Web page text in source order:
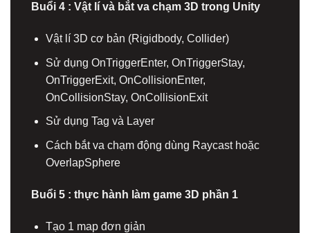
Buổi 4 : Vật lí và bắt va chạm 3D trong Unity
Vật lí 3D cơ bản (Rigidbody, Collider)
Sử dụng OnTriggerEnter, OnTriggerStay,
OnTriggerExit, OnCollisionEnter,
OnCollisionStay, OnCollisionExit
Sử dụng Tag và Layer
Cách bắt va chạm động dùng Raycast hoặc
OverlapSphere
Buổi 5 : thực hành làm game 3D phần 1
Tạo 1 map đơn giản